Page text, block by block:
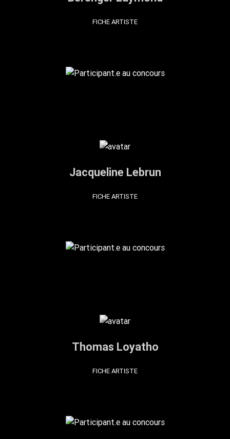
FICHE ARTISTE
Jacqueline Lebrun
FICHE ARTISTE
Thomas Loyatho
FICHE ARTISTE